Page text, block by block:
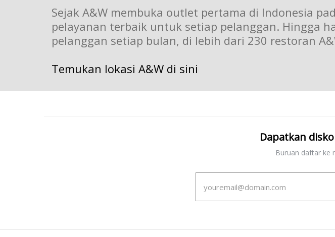
Sejak A&W membuka outlet pertama di Indonesia
pelayanan terbaik untuk setiap pelanggan. Hingga
pelanggan setiap bulan, di lebih dari 230 restoran
Temukan lokasi A&W di sini
Dapatkan
Buruan daftar ke